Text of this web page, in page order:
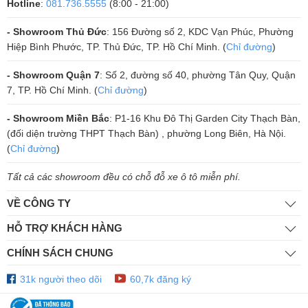
1450W: 4 ohm stereo
1000W: 8 ohm stereo
2900W: 8 ohm Bridged
Tần số đáp ứng: 20Hz - 20kHz, +0/-1dB
Trọng lượng: 9.7 kg
Hotline: 081.736.5555 (8:00 - 21:00)
- Showroom Thủ Đức: 156 Đường số 2, KDC Vạn Phúc, Phường
Hiệp Bình Phước, TP. Thủ Đức, TP. Hồ Chí Minh. (Chỉ đường)
- Showroom Quận 7: Số 2, đường số 40, phường Tân Quy, Quận
7, TP. Hồ Chí Minh. (Chỉ đường)
- Showroom Miền Bắc: P1-16 Khu Đô Thị Garden City Thạch Bàn,
(đối diện trường THPT Thạch Bàn) , phường Long Biên, Hà Nội.
(Chỉ đường)
Tất cả các showroom đều có chỗ đỗ xe ô tô miễn phí.
VỀ CÔNG TY
HỖ TRỢ KHÁCH HÀNG
CHÍNH SÁCH CHUNG
31k người theo dõi 60,7k đăng ký